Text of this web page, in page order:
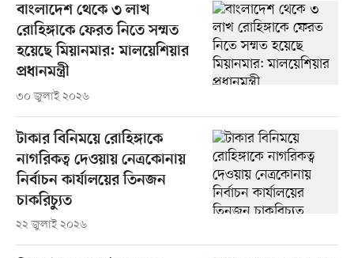
বাংলাদেশ থেকে ৩ লাখ
রোহিঙ্গাকে ফেরত নিতে সম্মত
হয়েছে মিয়ানমার: মালয়েশিয়ার
প্রধানমন্ত্রী
৩০ জুলাই ২০২৬
টাকার বিনিময়ে রোহিঙ্গাকে
নাগরিকত্ব দেওয়ায় নেত্রকোনায়
নির্বাচন কার্যালয়ের তিনজন
চাকরিচ্যুত
২২ জুলাই ২০২৬